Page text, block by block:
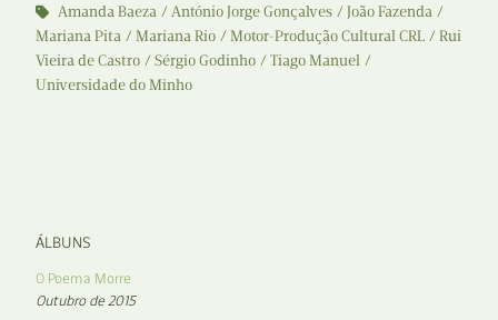
Amanda Baeza
António Jorge Gonçalves
João Fazenda
Mariana Pita
Mariana Rio Motor-Produção Cultural CRL
Rui
Vieira de Castro
Sérgio Godinho
Tiago Manuel
Universidade do Minho
ÁLBUNS
O Poema Morre
Outubro de 2015